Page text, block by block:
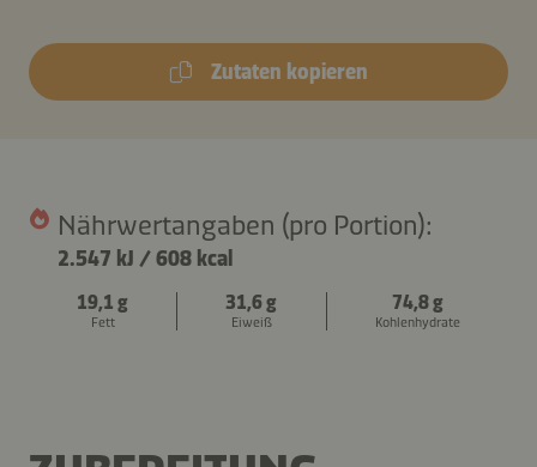
Zutaten kopieren
Nährwertangaben (pro Portion):
2.547 kJ /608 kcal
19,1 g
Fett
31,6 g
Eiweiß
74,8 g
Kohlenhydrate